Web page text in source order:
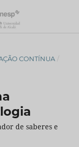
CONTÍNUA /
de saberes e